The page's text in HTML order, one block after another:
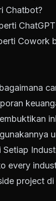
Chatbot?
Cowork
every
project